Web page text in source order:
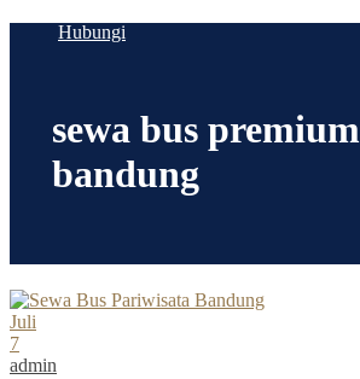
Hubungi
sewa bus premium
bandung
Juli
7
admin